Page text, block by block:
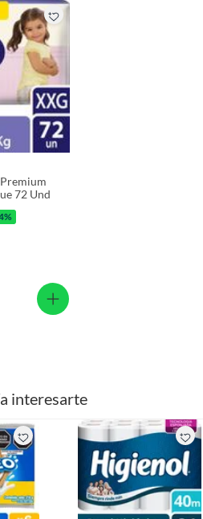
previamente instalados.
motorizadas.
72 Und
interesarte